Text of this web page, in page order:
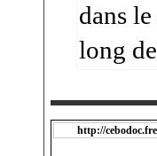
dans
long
http://